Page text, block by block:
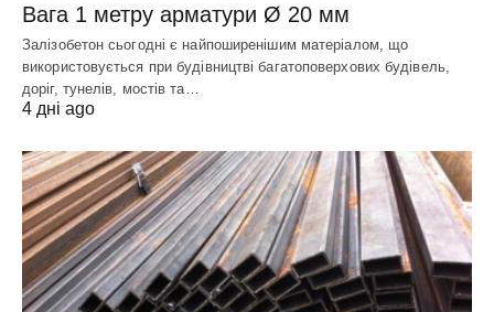
Вага 1 метру арматури Ø 20 мм
Залізобетон сьогодні є найпоширенішим матеріалом, що
використовується при будівництві багатоповерхових будівель,
доріг, тунелів, мостів та…
4 дні ago